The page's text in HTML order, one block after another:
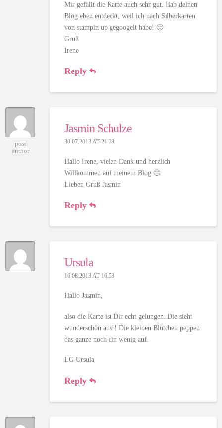
Mir gefällt die Karte auch sehr gut. Hab deinen
Blog eben entdeckt, weil ich nach Silberkarten
von stampin up gegoogelt habe! 🙂
Gruß
Irene
Reply
post
author
Jasmin Schulze
30.07.2013 AT 21:28
Hallo Irene, vielen Dank und herzlich
Willkommen auf meinem Blog 🙂
Lieben Gruß Jasmin
Reply
Ursula
16.08.2013 AT 16:53
Hallo Jasmin,
also die Karte ist Dir echt gelungen. Die sieht
wunderschön aus!! Die kleinen Blütchen peppen
das ganze noch ein wenig auf.
LG Ursula
Reply